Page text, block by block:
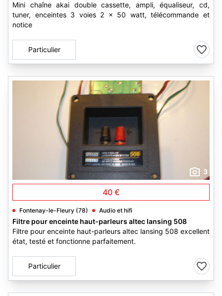
Mini chaîne akai double cassette, ampli, équaliseur, cd,
tuner, enceintes 3 voies 2 x 50 watt, télécommande et
notice
Particulier
3
40 €
Fontenay-le-Fleury (78) Audio et hifi
Filtre pour enceinte haut-parleurs altec lansing 508
Filtre pour enceinte haut-parleurs altec lansing 508 excellent
état, testé et fonctionne parfaitement.
Particulier